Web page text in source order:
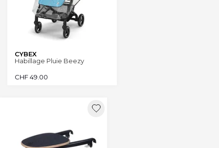
CYBEX
Habillage Pluie Beezy
CHF49.00